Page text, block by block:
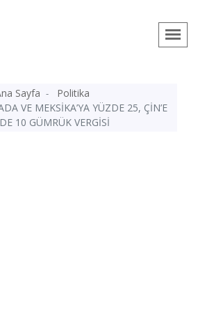
Sayfa
Politika
VE MEKSİKA’YA YÜZDE 25, ÇİN’E
10 GÜMRÜK VERGİSİ